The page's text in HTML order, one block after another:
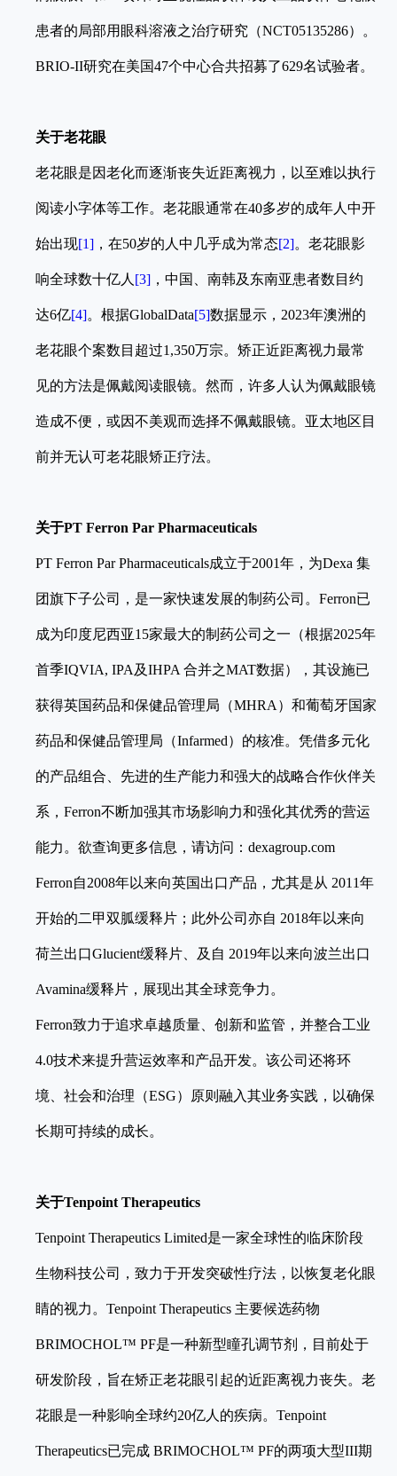
患者的局部用眼科溶液之治疗研究（NCT05135286）。
BRIO-II研究在美国47个中心合共招募了629名试验者。
关于老花眼
老花眼是因老化而逐渐丧失近距离视力，以至难以执行
阅读小字体等工作。老花眼通常在40多岁的成年人中开
始出现[1] ，在50岁的人中几乎成为常态[2]。老花眼影
响全球数十亿人 [3] ，中国、南韩及东南亚患者数目约
达6亿[4]。根据GlobalData[5]数据显示，2023年澳洲的
老花眼个案数目超过1,350万宗。矫正近距离视力最常
见的方法是佩戴阅读眼镜。然而，许多人认为佩戴眼镜
造成不便，或因不美观而选择不佩戴眼镜。亚太地区目
前并无认可老花眼矫正疗法。
关于PT Ferron Par Pharmaceuticals
PT Ferron Par Pharmaceuticals成立于2001年，为Dexa 集
团旗下子公司，是一家快速发展的制药公司。Ferron已
成为印度尼西亚15家最大的制药公司之一（根据2025年
首季IQVIA, IPA及IHPA 合并之MAT数据），其设施已
获得英国药品和保健品管理局（MHRA）和葡萄牙国家
药品和保健品管理局（Infarmed）的核准。凭借多元化
的产品组合、先进的生产能力和强大的战略合作伙伴关
系，Ferron不断加强其市场影响力和强化其优秀的营运
能力。欲查询更多信息，请访问：dexagroup.com
Ferron自2008年以来向英国出口产品，尤其是从 2011年
开始的二甲双胍缓释片；此外公司亦自 2018年以来向
荷兰出口Glucient缓释片、及自 2019年以来向波兰出口
Avamina缓释片，展现出其全球竞争力。
Ferron致力于追求卓越质量、创新和监管，并整合工业
4.0技术来提升营运效率和产品开发。该公司还将环
境、社会和治理（ESG）原则融入其业务实践，以确保
长期可持续的成长。
关于Tenpoint Therapeutics
Tenpoint Therapeutics Limited是一家全球性的临床阶段
生物科技公司，致力于开发突破性疗法，以恢复老化眼
睛的视力。Tenpoint Therapeutics 主要候选药物
BRIMOCHOL™ PF是一种新型瞳孔调节剂，目前处于
研发阶段，旨在矫正老花眼引起的近距离视力丧失。老
花眼是一种影响全球约20亿人的疾病。Tenpoint
Therapeutics已完成 BRIMOCHOL™ PF的两项大型III期